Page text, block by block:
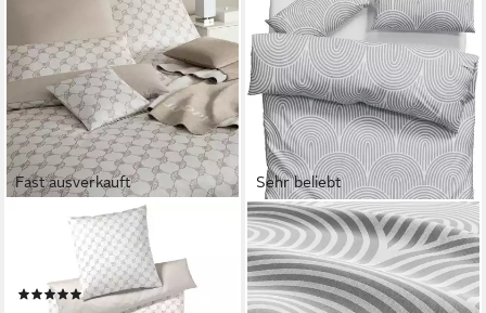
Fast ausverkauft
Bettwäsche Cornflower
Double, Mako Satin, 1 teilig
(5)
Sehr beliebt
OTTO HOME
Bettwäsche Matilda in Gr.
135x200 oder 155x220 cm,
Renforcé, 2 teilig, Bettwäsche